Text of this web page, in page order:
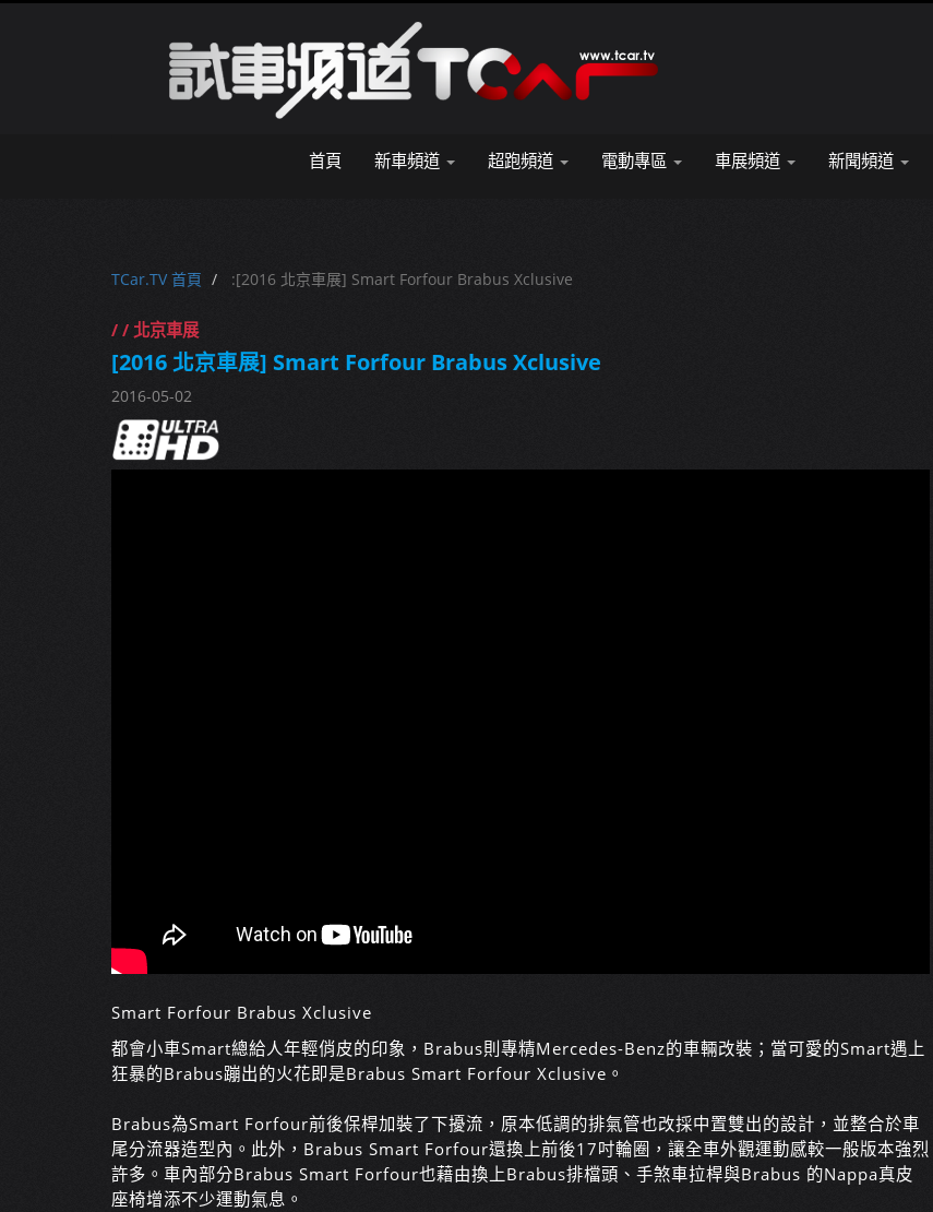
首頁 新車頻道 超跑頻道 電動專區 車展頻道 新聞頻道
TCar.TV 首頁 :[2016 北京車展] Smart Forfour Brabus Xclusive
/ / 北京車展
[2016 北京車展] Smart Forfour Brabus Xclusive
2016-05-02
Smart Forfour Brabus Xclusive
都會小車Smart總給人年輕俏皮的印象，Brabus則專精Mercedes-Benz的車輛改裝；當可愛的Smart遇上
狂暴的Brabus蹦出的火花即是Brabus Smart Forfour Xclusive。
Brabus為Smart Forfour前後保桿加裝了下擾流，原本低調的排氣管也改採中置雙出的設計，並整合於車
尾分流器造型內。此外 ，Brabus Smart Forfour還換上前後17吋輪圈，讓全車外觀運動感較一般版本強烈
許多。車內部分Brabus Smart Forfour也藉由換上Brabus排檔頭、手煞車拉桿與Brabus 的Nappa真皮
座椅增添不少運動氣息。